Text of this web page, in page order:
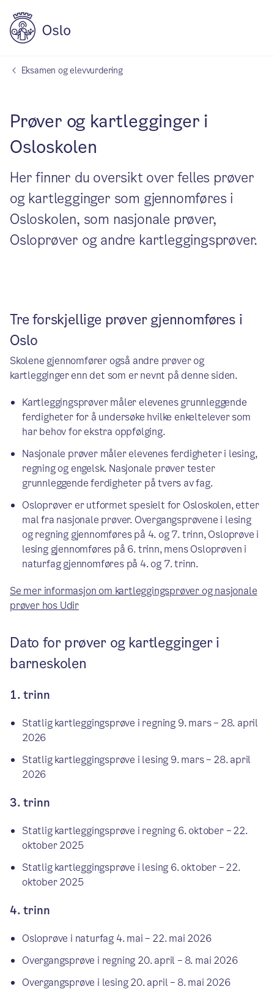
Eksamen og elevvurdering
Prøver og kartlegginger i
Osloskolen
Her finner du oversikt over felles prøver
og kartlegginger som gjennomføres i
Osloskolen, som nasjonale prøver,
Osloprøver og andre kartleggingsprøver.
Tre forskjellige prøver gjennomføres i
Oslo
Skolene gjennomfører også andre prøver og
kartlegginger enn det som er nevnt på denne siden.
Kartleggingsprøver måler elevenes grunnleggende
ferdigheter for å undersøke hvilke enkeltelever som
har behov for ekstra oppfølging.
Nasjonale prøver måler elevenes ferdigheter i lesing,
regning og engelsk. Nasjonale prøver tester
grunnleggende ferdigheter på tvers av fag.
Osloprøver er utformet spesielt for Osloskolen, etter
mal fra nasjonale prøver. Overgangsprøvene i lesing
og regning gjennomføres på 4. og 7. trinn, Osloprøve i
lesing gjennomføres på 6. trinn, mens Osloprøven i
naturfag gjennomføres på 4. og 7. trinn.
Se mer informasjon om kartleggingsprøver og nasjonale
prøver hos Udir
Dato for prøver og kartlegginger i
barneskolen
1. trinn
Statlig kartleggingsprøve i regning 9. mars – 28. april
2026
Statlig kartleggingsprøve i lesing 9. mars – 28. april
2026
3. trinn
Statlig kartleggingsprøve i regning 6. oktober – 22.
oktober 2025
Statlig kartleggingsprøve i lesing 6. oktober – 22.
oktober 2025
4. trinn
Osloprøve i naturfag 4. mai – 22. mai 2026
Overgangsprøve i regning 20. april – 8. mai 2026
Overgangsprøve i lesing 20. april – 8. mai 2026